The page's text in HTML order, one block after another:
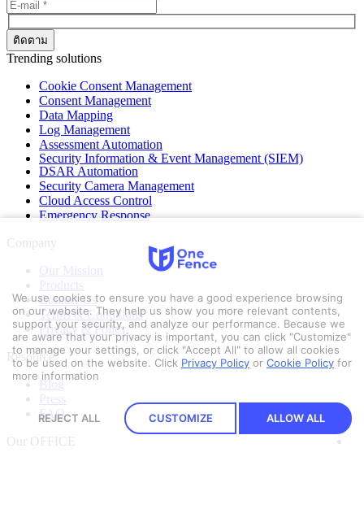
Trending solutions
Cookie Consent Management
Consent Management
Data Mapping
Log Management
Assessment Automation
Security Information & Event Management (SIEM)
DSAR Automation
Security Camera Management
Cloud Access Control
Emergency Response
Company
Our Mission
Products
Contact Us
Terms & Conditions
Privacy & Policy
Resource
Blog
Press
FAQ
Our OFFICE
We use cookies to ensure you have a good experience browsing
on our website. They help us show you more relevant contents,
support your security, and analyze our performance. Because we
are aware that your privacy is important, you can click "Customize"
to manage your settings, or click "Accept All" to allow all cookies
to be used on the website. Click Privacy Policy or Cookie Policy for
more information
REJECT ALL CUSTOMIZE ALLOW ALL